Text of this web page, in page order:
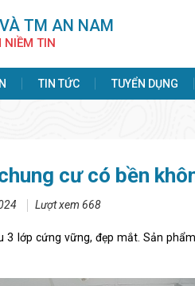
TM AN NAM
NIỀM TIN
TIN TỨC TUYỂN DỤNG
cư có bền
Lượt xem 668
3 lớp cứng vững, đẹp mắt. Sản